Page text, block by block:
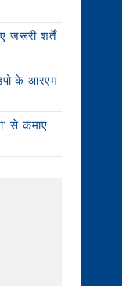
जरूरी शर्तें
के आरएम
से कमाए